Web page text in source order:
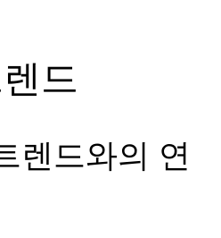
드
렌드와의 연